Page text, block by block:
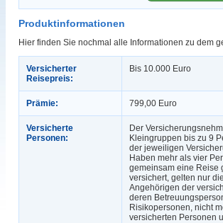
Produktinformationen
Hier finden Sie nochmal alle Informationen zu dem
Versicherter
Reisepreis:
Bis 10.000 Euro
Prämie: 799,00 Euro
Versicherte
Personen:
Der
Kleingruppen bis zu 9
der jeweiligen
Haben mehr als vier
gemeinsam eine Reise
versichert, gelten nur
Angehörigen der
deren
Risikopersonen, nicht
versicherten Personen